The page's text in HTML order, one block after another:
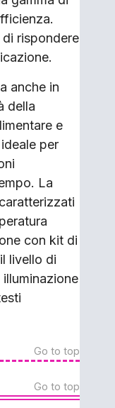
rispondere
anche in
della
e
per
La
con kit di
livello di
Go to top
Go to top